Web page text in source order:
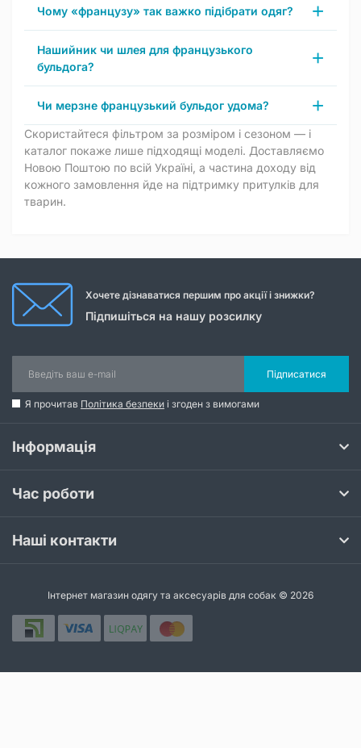
Чому «французу» так важко підібрати одяг?
Нашийник чи шлея для французького
бульдога?
Чи мерзне французький бульдог удома?
Скористайтеся фільтром за розміром і сезоном — і
каталог покаже лише підходящі моделі. Доставляємо
Новою Поштою по всій Україні, а частина доходу від
кожного замовлення йде на підтримку притулків для
тварин.
Хочете дізнаватися першим про акції і знижки?
Підпишіться на нашу розсилку
Підписатися
Я прочитав Політика безпеки і згоден з вимогами
Інформація
Час роботи
Наші контакти
Інтернет магазин одягу та аксесуарів для собак © 2026